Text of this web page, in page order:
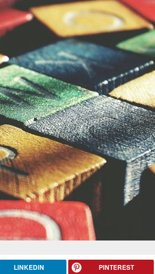
LINKEDIN PINTEREST